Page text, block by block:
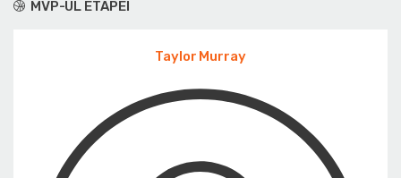
MVP-UL ETAPEI
Taylor Murray